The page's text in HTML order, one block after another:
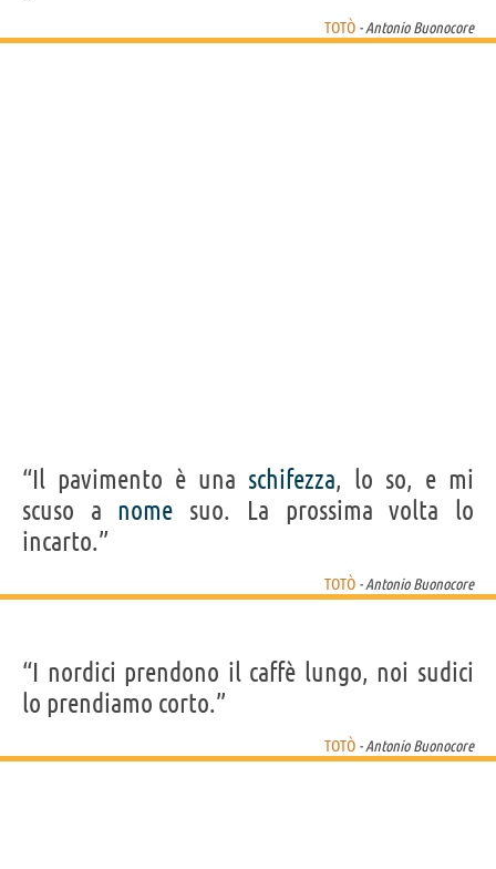
TOTÒ - Antonio Buonocore
“Il pavimento è una schifezza, lo so, e mi
scuso a nome suo. La prossima volta lo
incarto.”
TOTÒ - Antonio Buonocore
“I nordici prendono il caffè lungo, noi sudici
lo prendiamo corto.”
TOTÒ - Antonio Buonocore